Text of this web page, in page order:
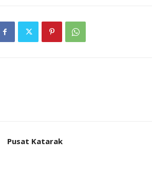
Pusat Katarak